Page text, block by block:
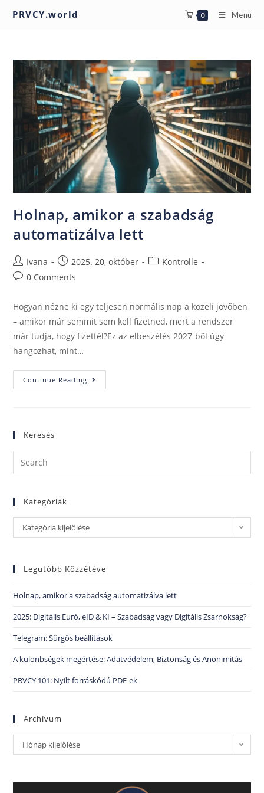
PRVCY.world 0 Menü
Holnap, amikor a szabadság
automatizálva lett
Ivana 2025. 20, október
Kontrolle
0 Comments
Hogyan nézne ki egy teljesen normális nap a közeli jövőben
– amikor már semmit sem kell fizetned, mert a rendszer
már tudja, hogy fizettél?Ez az elbeszélés 2027-ből úgy
hangozhat, mint…
Continue Reading
Keresés
Kategóriák
Kategória kijelölése
Legutóbb Közzétéve
Holnap, amikor a szabadság automatizálva lett
2025: Digitális Euró, eID & KI – Szabadság vagy Digitális Zsarnokság?
Telegram: Sürgős beállítások
A különbségek megértése: Adatvédelem, Biztonság és Anonimitás
PRVCY 101: Nyílt forráskódú PDF-ek
Archívum
Hónap kijelölése